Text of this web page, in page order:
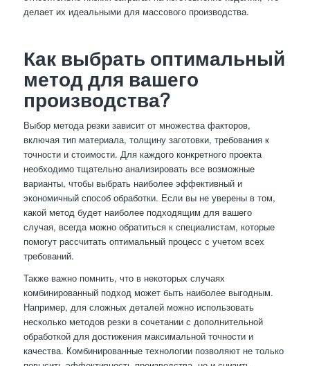
делает их идеальными для массового производства.
Как выбрать оптимальный
метод для вашего
производства?
Выбор метода резки зависит от множества факторов,
включая тип материала, толщину заготовки, требования к
точности и стоимости. Для каждого конкретного проекта
необходимо тщательно анализировать все возможные
варианты, чтобы выбрать наиболее эффективный и
экономичный способ обработки. Если вы не уверены в том,
какой метод будет наиболее подходящим для вашего
случая, всегда можно обратиться к специалистам, которые
помогут рассчитать оптимальный процесс с учетом всех
требований.
Также важно помнить, что в некоторых случаях
комбинированный подход может быть наиболее выгодным.
Например, для сложных деталей можно использовать
несколько методов резки в сочетании с дополнительной
обработкой для достижения максимальной точности и
качества. Комбинированные технологии позволяют не только